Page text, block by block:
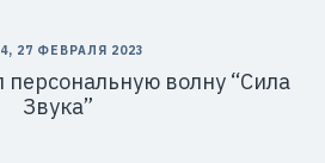
27 ФЕВРАЛЯ 2023
персональную волну “Сила
Звука”